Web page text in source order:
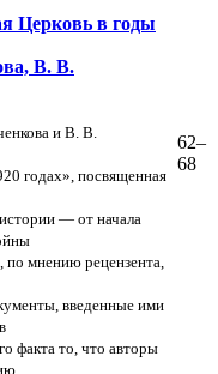
Церковь в годы
В. В.
и В. В.
годах», посвященная
— от начала
мнению рецензента,
введенные ими
факта то, что авторы
62–
68